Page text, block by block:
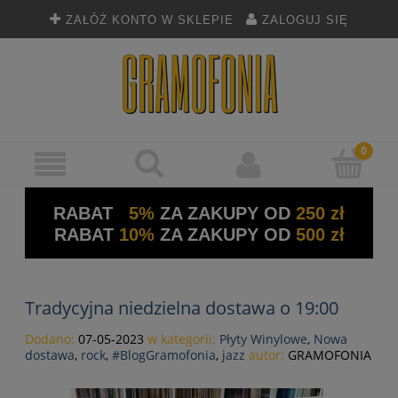
ZAŁÓŻ KONTO W SKLEPIE ZALOGUJ SIĘ
RABAT 5% ZA ZAKUPY OD 250 zł
RABAT 10%ZA ZAKUPY OD 500 zł
Tradycyjna niedzielna dostawa o 19:00
Dodano: 07-05-2023 w kategorii: Płyty Winylowe, Nowa
dostawa, rock, #BlogGramofonia, jazz autor: GRAMOFONIA